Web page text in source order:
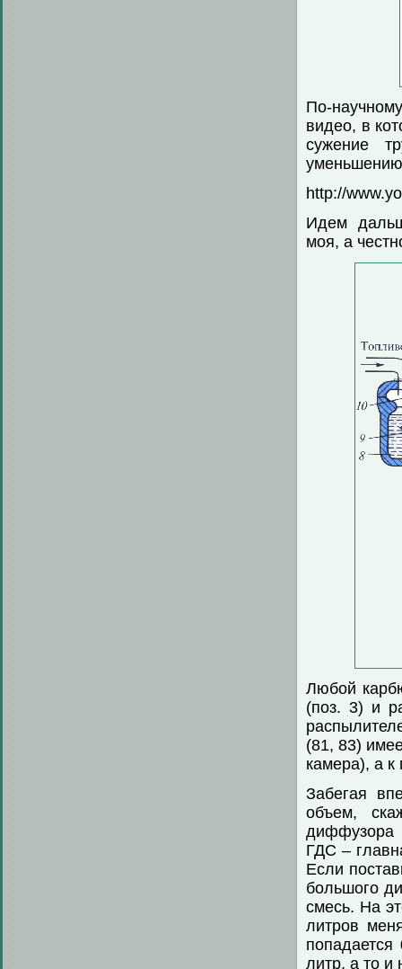
По-
видео, в
сужение
http://
Идем
моя, а
Любой
(поз. 3) и
(81, 83)
камера), а
Забегая
объем,
диффузора
ГДС –
Если
большого
смесь. На
литров
литр, а то и